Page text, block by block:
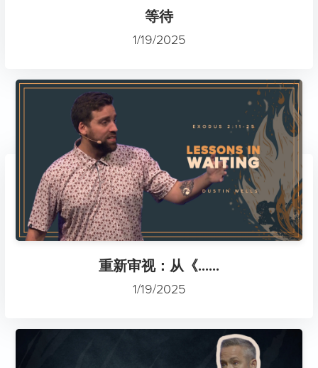
等待
1/19/2025
重新审视：从《......
1/19/2025